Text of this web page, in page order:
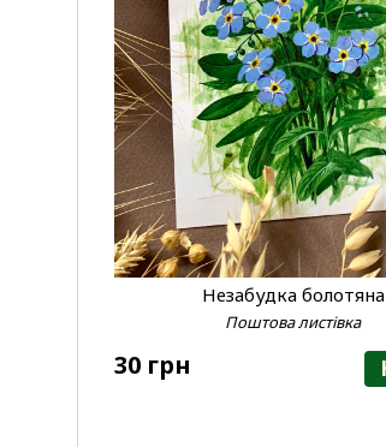
Незабудка болотяна
Поштова листівка
30 грн